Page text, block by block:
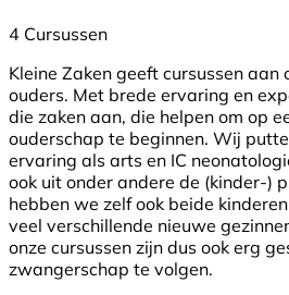
4 Cursussen
Kleine Zaken geeft cursussen
ouders. Met brede ervaring en
die zaken aan, die helpen om op
ouderschap te beginnen. Wij
ervaring als arts en IC
ook uit onder andere de (kinder-)
hebben we zelf ook beide
veel verschillende nieuwe
onze cursussen zijn dus ook erg
zwangerschap te volgen.